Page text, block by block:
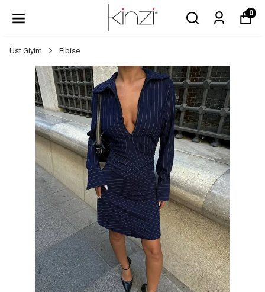
0
Üst Giyim Elbise